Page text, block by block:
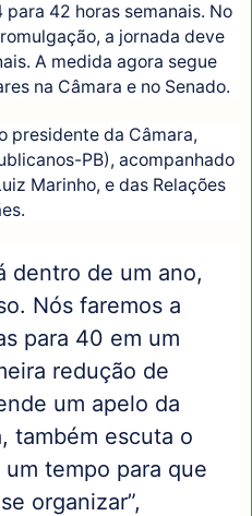
42 horas semanais. No
a jornada deve
A medida agora segue
na Câmara e no Senado.
presidente da Câmara,
PB), acompanhado
Marinho, e das Relações
dentro de um ano,
Nós faremos a
para 40 em um
redução de
um apelo da
também escuta o
tempo para que
organizar”,